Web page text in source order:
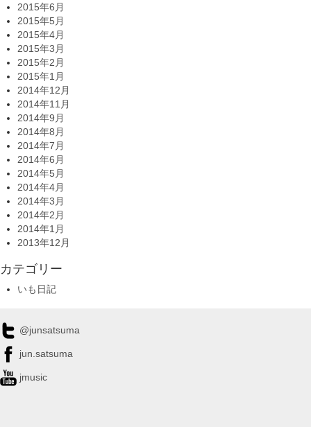
2015年6月
2015年5月
2015年4月
2015年3月
2015年2月
2015年1月
2014年12月
2014年11月
2014年9月
2014年8月
2014年7月
2014年6月
2014年5月
2014年4月
2014年3月
2014年2月
2014年1月
2013年12月
カテゴリー
いも日記
@junsatsuma
jun.satsuma
jmusic